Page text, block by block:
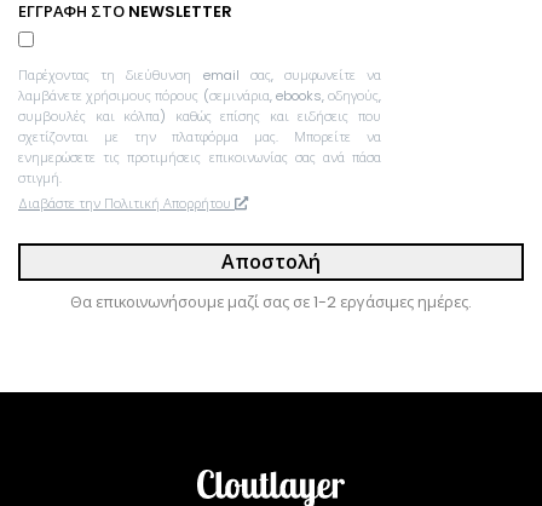
ΕΓΓΡΑΦΉ ΣΤΟ NEWSLETTER
Παρέχοντας τη διεύθυνση email σας, συμφωνείτε να
λαμβάνετε χρήσιμους πόρους (σεμινάρια, ebooks, οδηγούς,
συμβουλές και κόλπα) καθώς επίσης και ειδήσεις που
σχετίζονται με την πλατφόρμα μας. Μπορείτε να
ενημερώσετε τις προτιμήσεις επικοινωνίας σας ανά πάσα
στιγμή.
Διαβάστε την Πολιτική Απορρήτου
Αποστολή
Θα επικοινωνήσουμε μαζί σας σε 1-2 εργάσιμες ημέρες.